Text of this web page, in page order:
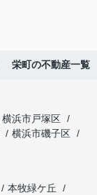
栄町の不動産一覧
横浜市戸塚区
横浜市磯子区
本牧緑ケ丘